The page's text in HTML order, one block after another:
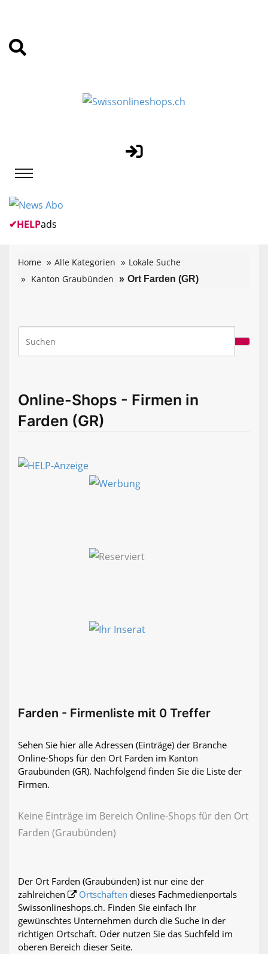
✔HELPads
Home Alle Kategorien
Lokale Suche
Kanton Graubünden
Ort Farden (GR)
Online-Shops - Firmen in
Farden (GR)
Farden - Firmenliste mit 0 Treffer
Sehen Sie hier alle Adressen (Einträge) der Branche
Online-Shops für den Ort Farden im Kanton
Graubünden (GR). Nachfolgend finden Sie die Liste der
Firmen.
Keine Einträge im Bereich Online-Shops für den Ort
Farden (Graubünden)
Der Ort Farden (Graubünden) ist nur eine der
zahlreichen
Ortschaften dieses Fachmedienportals
Swissonlineshops.ch. Finden Sie einfach Ihr
gewünschtes Unternehmen durch die Suche in der
richtigen Ortschaft. Oder nutzen Sie das Suchfeld im
oberen Bereich dieser Seite.